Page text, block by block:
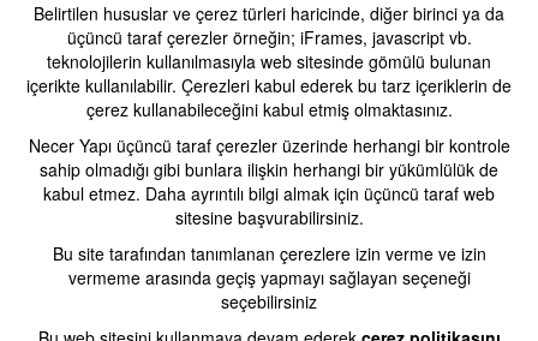
Belirtilen hususlar ve çerez türleri haricinde, diğer birinci ya da
üçüncü taraf çerezler örneğin; iFrames, javascript vb.
teknolojilerin kullanılmasıyla web sitesinde gömülü bulunan
içerikte kullanılabilir. Çerezleri kabul ederek bu tarz içeriklerin de
çerez kullanabileceğini kabul etmiş olmaktasınız.
Necer Yapı üçüncü taraf çerezler üzerinde herhangi bir kontrole
sahip olmadığı gibi bunlara ilişkin herhangi bir yükümlülük de
kabul etmez. Daha ayrıntılı bilgi almak için üçüncü taraf web
sitesine başvurabilirsiniz.
Bu site tarafından tanımlanan çerezlere izin verme ve izin
vermeme arasında geçiş yapmayı sağlayan seçeneği
seçebilirsiniz